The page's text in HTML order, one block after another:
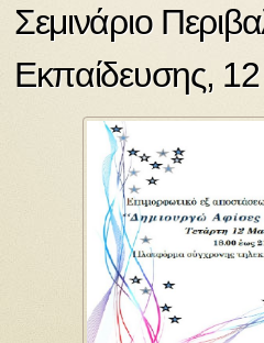
Σεμινάριο
Εκπαίδευσης,